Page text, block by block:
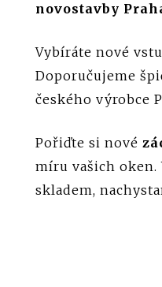
novostavby
Vybíráte nové
Doporučujeme
českého výrobce
Pořiďte si nové
míru vašich oken.
skladem,